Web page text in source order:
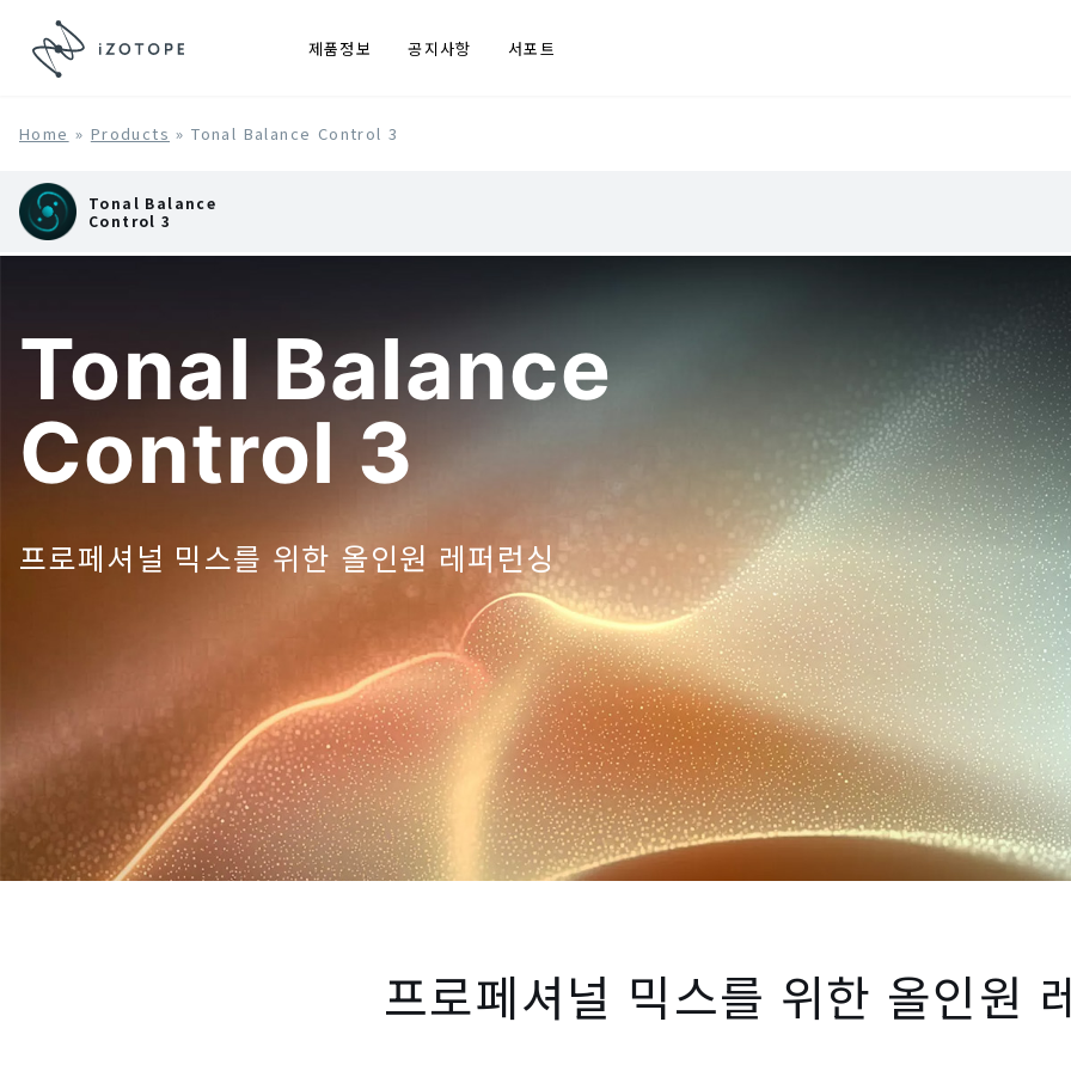
제품정보 공지사항 서포트
Home » Products »Tonal Balance Control 3
Tonal Balance
Control 3
Tonal Balance
Control 3
프로페셔널 믹스를 위한 올인원 레퍼런싱
프로페셔널 믹스를 위한 올인원